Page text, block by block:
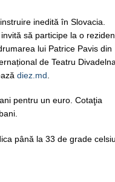
inedită în Slovacia.
să participe la o
lui Patrice Pavis din
de Teatru Divadelna
diez.md
pentru un euro. Cotaţia
până la 33 de grade